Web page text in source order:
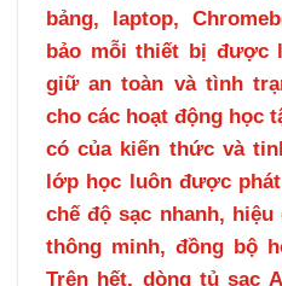
bảng, laptop,
bảo mỗi thiết bị được
giữ an toàn và tình
cho các hoạt động học
có của kiến thức và
lớp học luôn được
chế độ sạc nhanh,
thông minh, đồng bộ
Trên hết, dòng tủ sạc